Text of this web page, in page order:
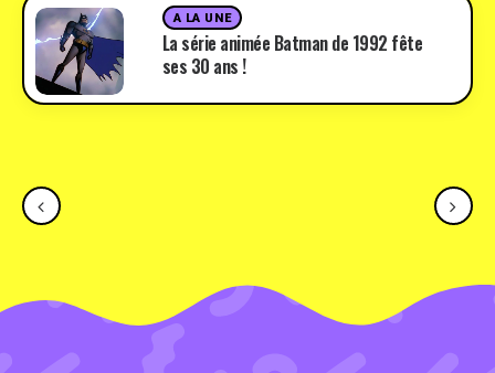
A LA UNE
La série animée Batman de 1992 fête
ses 30 ans !